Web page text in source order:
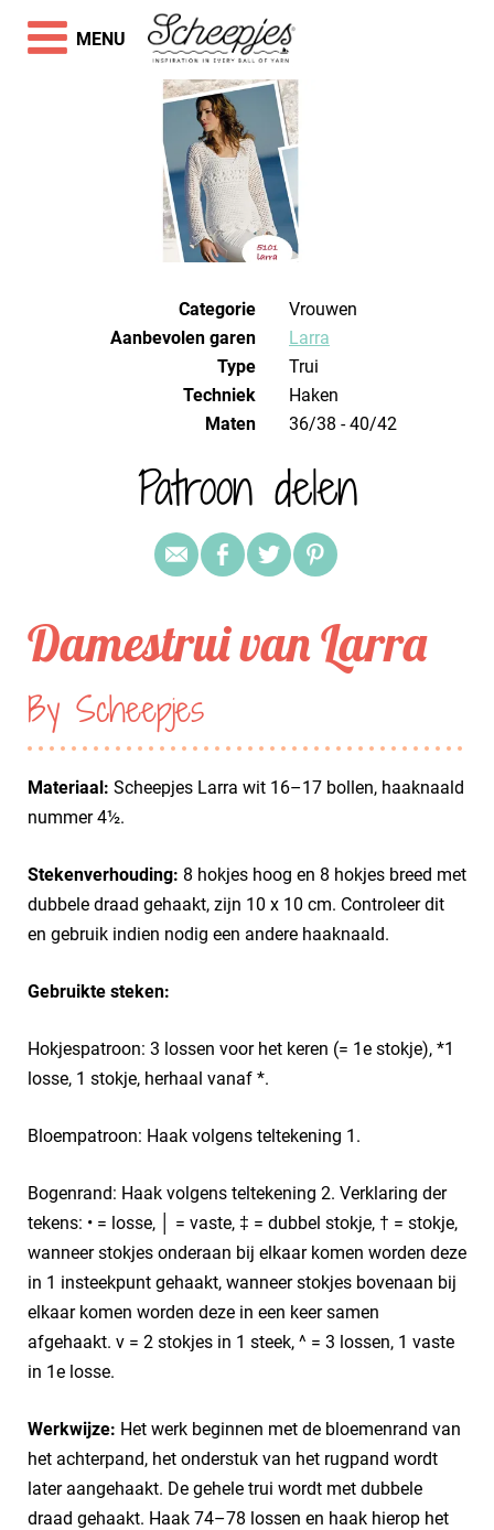
Categorie
Vrouwen
Aanbevolen garen
Larra
Type
Trui
Techniek
haken
Maten
36/38 - 40/42
Patroon delen
Damestrui van Larra
By Scheepjes
Materiaal: Scheepjes Larra wit 16–17 bollen, haaknaald
nummer 4½.
Stekenverhouding: 8 hokjes hoog en 8 hokjes breed met
dubbele draad gehaakt, zijn 10 x 10 cm. Controleer dit
en gebruik indien nodig een andere haaknaald.
Gebruikte steken:
Hokjespatroon: 3 lossen voor het keren (= 1e stokje), *1
losse, 1 stokje, herhaal vanaf *.
Bloempatroon: Haak volgens teltekening 1.
Bogenrand: Haak volgens teltekening 2. Verklaring der
tekens: • = losse, │ = vaste, ‡ = dubbel stokje, † = stokje,
wanneer stokjes onderaan bij elkaar komen worden deze
in 1 insteekpunt gehaakt, wanneer stokjes bovenaan bij
elkaar komen worden deze in een keer samen
afgehaakt. v = 2 stokjes in 1 steek, ^ = 3 lossen, 1 vaste
in 1e losse.
Werkwijze: Het werk beginnen met de bloemenrand van
het achterpand, het onderstuk van het rugpand wordt
later aangehaakt. De gehele trui wordt met dubbele
draad gehaakt. Haak 74–78 lossen en haak hierop het
MENU